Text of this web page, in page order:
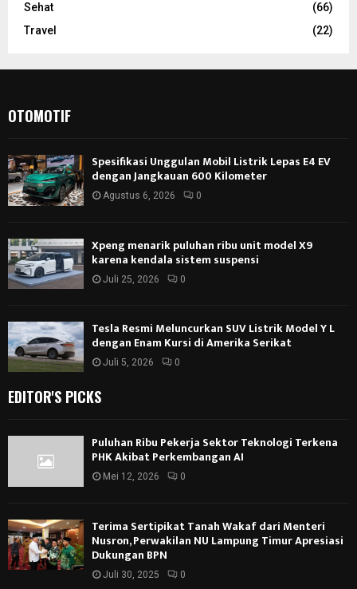
Sehat
(66)
Travel
(22)
OTOMOTIF
Spesifikasi Unggulan Mobil Listrik Lepas E4 EV
dengan Jangkauan 600 Kilometer
Agustus 6, 2026 0
Xpeng menarik puluhan ribu unit model X9
karena kendala sistem suspensi
Juli 25, 2026 0
Tesla Resmi Meluncurkan SUV Listrik Model Y L
dengan Enam Kursi di Amerika Serikat
Juli 5, 2026 0
EDITOR'S PICKS
Puluhan Ribu Pekerja Sektor Teknologi Terkena
PHK Akibat Perkembangan AI
Mei 12, 2026 0
Terima Sertipikat Tanah Wakaf dari Menteri
Nusron, Perwakilan NU Lampung Timur Apresiasi
Dukungan BPN
Juli 30, 2025 0